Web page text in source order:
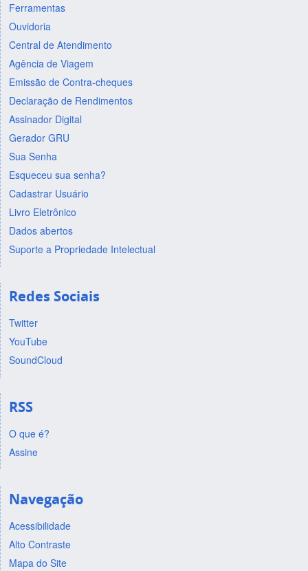
Ferramentas
Ouvidoria
Central de Atendimento
Agência de Viagem
Emissão de Contra-cheques
Declaração de Rendimentos
Assinador Digital
Gerador GRU
Sua Senha
Esqueceu sua senha?
Cadastrar Usuário
Livro Eletrônico
Dados abertos
Suporte a Propriedade Intelectual
Redes Sociais
Twitter
YouTube
SoundCloud
RSS
O que é?
Assine
Navegação
Acessibilidade
Alto Contraste
Mapa do Site